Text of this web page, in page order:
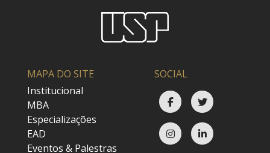
MAPA DO SITE
Institucional
MBA
Especializações
EAD
Eventos & Palestras
SOCIAL